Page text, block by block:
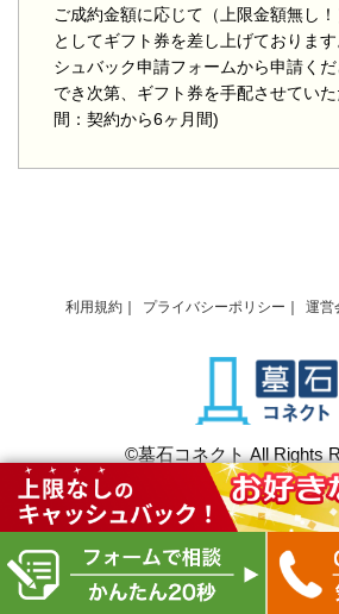
ご成約金額に応じて（上限金額無し
としてギフト券を差し上げておりま
シュバック申請フォームから申請く
でき次第、ギフト券を手配させてい
間：契約から6ヶ月間)
利用規約 プライバシーポリシー 運営
©墓石コネクト All Rights